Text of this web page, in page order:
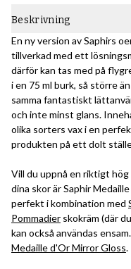
Beskrivning
En ny version av Saphirs
tillverkad med ett
därför kan tas med på
i en 75 ml burk, så större
samma fantastiskt
och inte minst glans.
olika sorters vax i en
produkten på ett dolt
Vill du uppnå en riktigt
dina skor är Saphir
perfekt i kombination med
Pommadier skokräm (där
kan också användas
Medaille d'Or Mirror Gloss.